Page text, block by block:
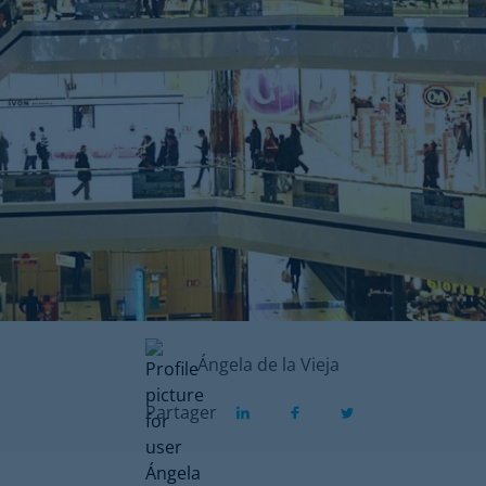
Ángela de la Vieja
Partager